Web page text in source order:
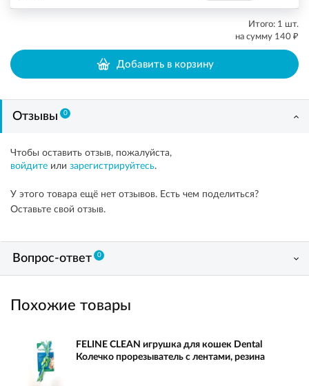
Итого: 1 шт.
на сумму 140 ₽
Добавить в корзину
Отзывы 0
Чтобы оставить отзыв, пожалуйста,
войдите или зарегистрируйтесь.
У этого товара ещё нет отзывов. Есть чем поделиться?
Оставьте свой отзыв.
Вопрос-ответ 0
Похожие товары
FELINE CLEAN игрушка для кошек Dental
Колечко прорезыватель с лентами, резина